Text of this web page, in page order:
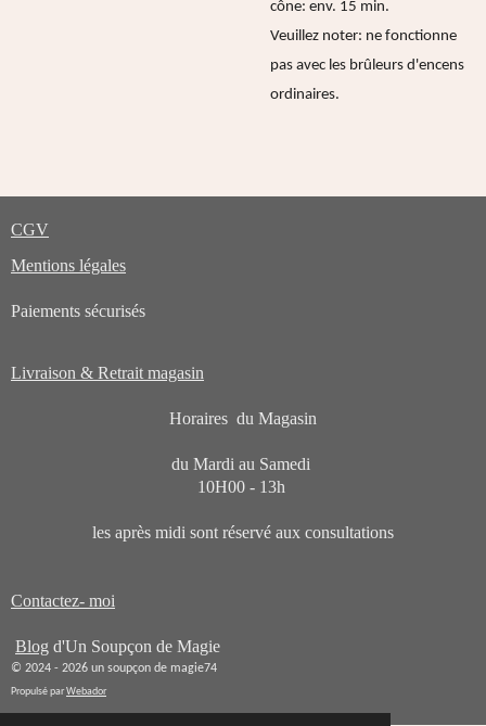
cône: env. 15 min.
Veuillez noter: ne fonctionne
pas avec les brûleurs d'encens
ordinaires.
CGV
Mentions légales
Paiements sécurisés
Livraison & Retrait magasin
Horaires du Magasin
du Mardi au Samedi
10H00 - 13h
les après midi sont réservé aux consultations
Contactez- moi
Blog d'Un Soupçon de Magie
© 2024 - 2026 un soupçon de magie74
Propulsé parWebador